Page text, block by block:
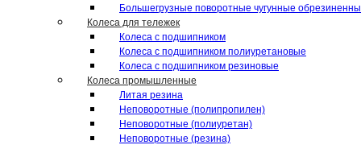
Большегрузные поворотные чугунные
Колеса для тележек
Колеса с подшипником
Колеса с подшипником полиуретановые
Колеса с подшипником резиновые
Колеса промышленные
Литая резина
Неповоротные (полипропилен)
Неповоротные (полиуретан)
Неповоротные (резина)